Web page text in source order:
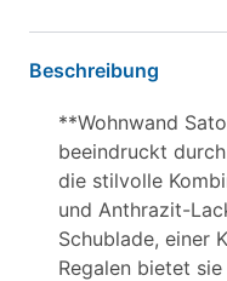
Beschreibung
**Wohnwand
beeindruckt
die stilvolle
und Anthrazit-
Schublade, einer
Regalen bietet